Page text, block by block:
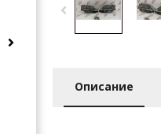
Описание